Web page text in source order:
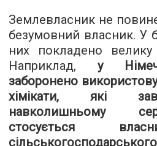
Землевласник не
безумовний власник. У
них покладено велику
Наприклад, у
заборонено
хімікати, які
навколишньому
стосується